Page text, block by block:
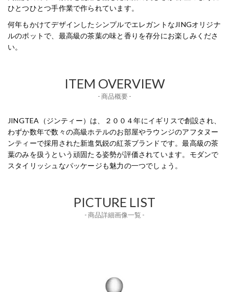
ひとつひとつ手作業で作られています。
何年もかけてデザインしたシンプルでエレガントなJINGオリジナ
ルのポットで、最高級の茶葉の味と香りを存分にお楽しみくださ
い。
ITEM OVERVIEW
- 商品概要 -
JINGTEA（ジンティー）は、２００４年にイギリスで創設され、
わずか数年で数々の高級ホテルのお部屋やラウンジのアフタヌー
ンティーで採用された新進気鋭の紅茶ブランドです。最高級の茶
葉のみを扱うという頑固たる姿勢が評価されています。モダンで
スタイリッシュなパッケージも魅力の一つでしょう。
PICTURE LIST
- 商品詳細画像一覧 -